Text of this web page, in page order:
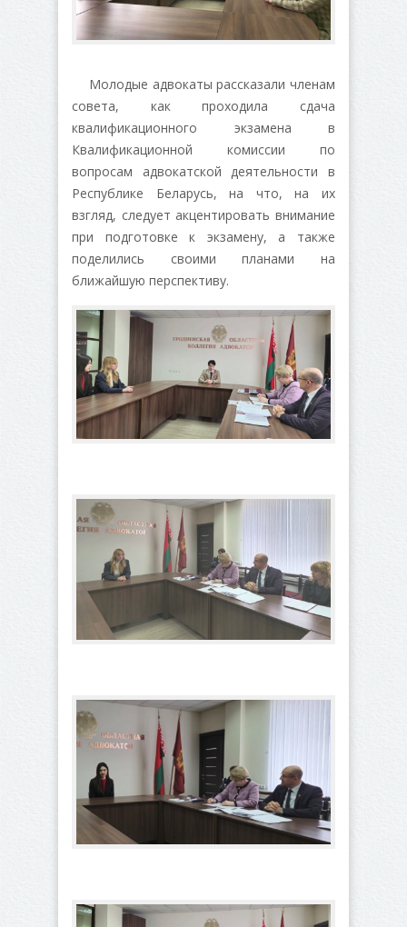
Молодые адвокаты рассказали членам
совета, как проходила сдача
квалификационного экзамена в
Квалификационной комиссии по
вопросам адвокатской деятельности в
Республике Беларусь, на что, на их
взгляд, следует акцентировать внимание
при подготовке к экзамену, а также
поделились своими планами на
ближайшую перспективу.